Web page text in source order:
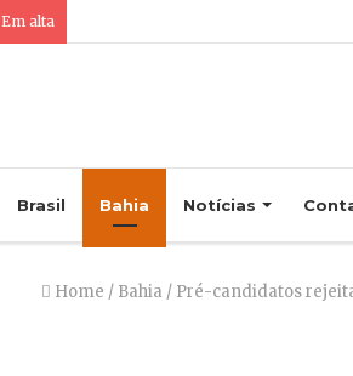
Em alta
Brasil Bahia Notícias
Home / Bahia / Pré-candidatos